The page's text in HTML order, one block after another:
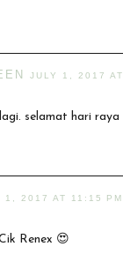
JULY 1, 2017
selamat hari raya
1, 2017 AT 11:15 PM
Renex 😍